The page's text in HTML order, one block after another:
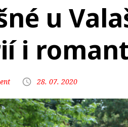
u
i
28. 07. 2020